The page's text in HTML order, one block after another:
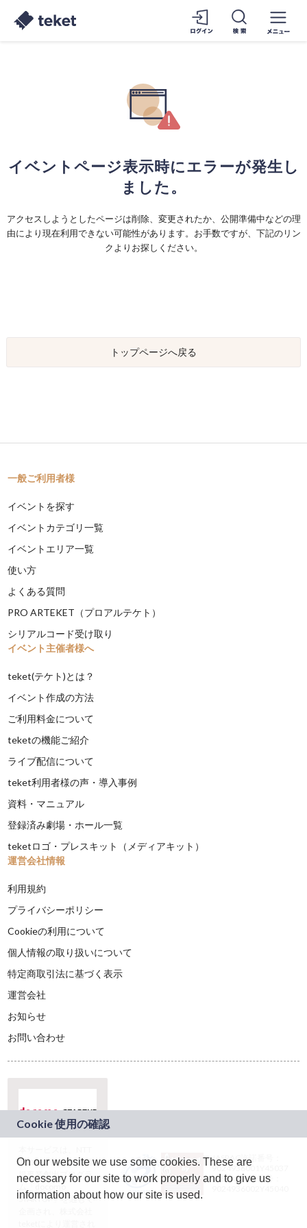
イベントページ表示時にエラーが発生し
ました。
アクセスしようとしたページは削除、変更されたか、公開準備中などの理
由により現在利用できない可能性があります。お手数ですが、下記のリン
クよりお探しください。
トップページへ戻る
一般ご利用者様
イベントを探す
イベントカテゴリ一覧
イベントエリア一覧
使い方
よくある質問
PRO ARTEKET（プロアルテケト）
シリアルコード受け取り
イベント主催者様へ
teket(テケト)とは？
イベント作成の方法
ご利用料金について
teketの機能ご紹介
ライブ配信について
teket利用者様の声・導入事例
資料・マニュアル
登録済み劇場・ホール一覧
teketロゴ・プレスキット（メディアキット）
運営会社情報
利用規約
プライバシーポリシー
Cookieの利用について
個人情報の取り扱いについて
特定商取引法に基づく表示
運営会社
お知らせ
お問い合わせ
ドコモグループの新
規事業創出プログラ
ム「docomo
STARTUP」を通じて
JASRAC許諾番号：
9024936001Y45037
JASRAC許諾番号：
On our website we use some cookies. These are
necessary for our site to work properly and to give us
information about how our site is used.